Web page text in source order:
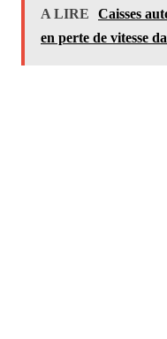
A LIRE
Caisses
en perte de vitesse